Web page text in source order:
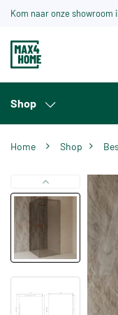
Kom naar onze showroom
Shop
Home Shop